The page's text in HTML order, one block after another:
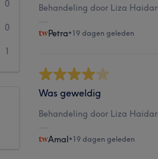
0
0
1
Behandeling door Liza
Petra•19 dagen geleden
Was geweldig
Behandeling door Liza
Amal•19 dagen geleden